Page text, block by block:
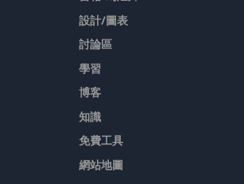
設計/圖表
討論區
學習
博客
知識
免費工具
網站地圖